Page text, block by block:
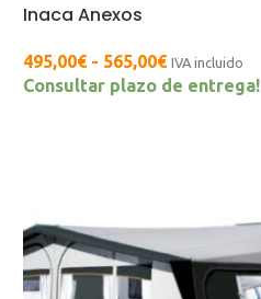
Inaca Anexos
495,00€ - 565,00€ IVA incluido
Consultar plazo de entrega!